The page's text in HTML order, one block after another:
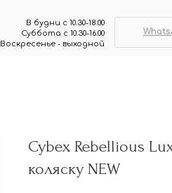
В будни с 10.30-18.00
Суббота с 10.30-16.00
Воскресенье - выходной
Cybex Rebellious
коляску NEW